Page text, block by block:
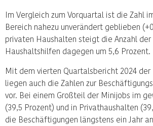
Im Vergleich zum Vorquartal ist die Zahl
Bereich nahezu unverändert geblieben
privaten Haushalten steigt die Anzahl
Haushaltshilfen dagegen um 5,6 Prozent.
Mit dem vierten Quartalsbericht 2024
liegen auch die Zahlen zur
vor. Bei einem Großteil der Minijobs im
(39,5 Prozent) und in Privathaushalten
die Beschäftigungen längstens ein Jahr